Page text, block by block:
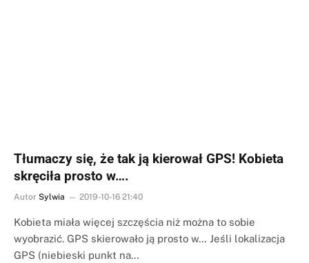
Tłumaczy się, że tak ją kierował GPS! Kobieta
skręciła prosto w….
Autor Sylwia 2019-10-16 21:40
Kobieta miała więcej szczęścia niż można to sobie
wyobrazić. GPS skierowało ją prosto w… Jeśli lokalizacja
GPS (niebieski punkt na…